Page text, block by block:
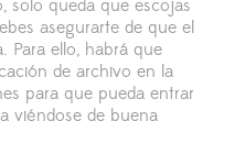
solo queda que escojas
asegurarte de que el
Para ello, habrá que
de archivo en la
para que pueda entrar
viéndose de buena